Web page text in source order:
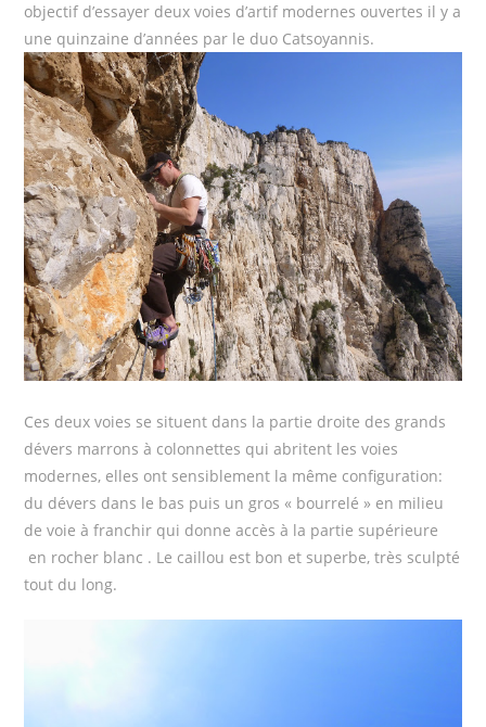
objectif d’essayer deux voies d’artif modernes ouvertes il y a
une quinzaine d’années par le duo Catsoyannis.
Ces deux voies se situent dans la partie droite des grands
dévers marrons à colonnettes qui abritent les voies
modernes, elles ont sensiblement la même configuration:
du dévers dans le bas puis un gros « bourrelé » en milieu
de voie à franchir qui donne accès à la partie supérieure
en rocher blanc . Le caillou est bon et superbe, très sculpté
tout du long.